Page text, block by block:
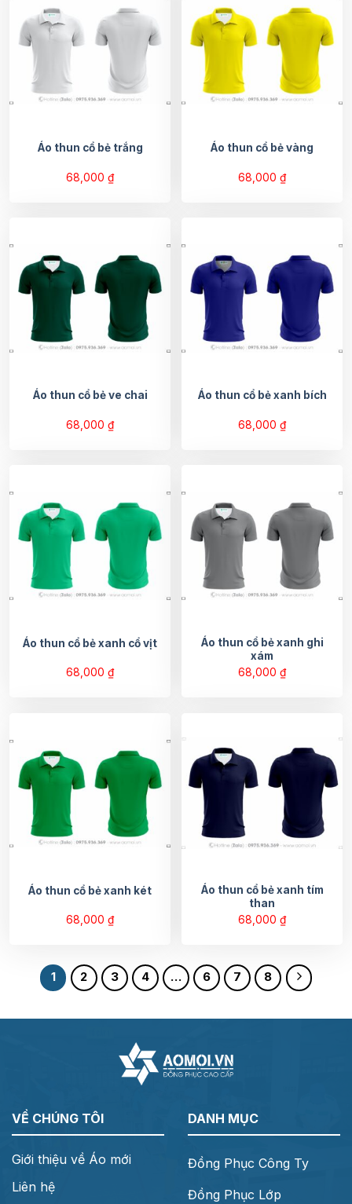
Áo thun cổ bẻ trắng
68,000 ₫
Áo thun cổ bẻ vàng
68,000 ₫
Áo thun cổ bẻ ve chai
68,000 ₫
Áo thun cổ bẻ xanh bích
68,000 ₫
Áo thun cổ bẻ xanh cổ vịt
68,000 ₫
Áo thun cổ bẻ xanh ghi
xám
68,000 ₫
Áo thun cổ bẻ xanh két
68,000 ₫
Áo thun cổ bẻ xanh tím
than
68,000 ₫
1 2 3 4 … 6 7 8
VỀ CHÚNG TÔI
Giới thiệu về Áo mới
Liên hệ
DANH MỤC
Đồng Phục Công Ty
Đồng Phục Lớp